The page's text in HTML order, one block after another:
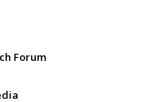
Forum